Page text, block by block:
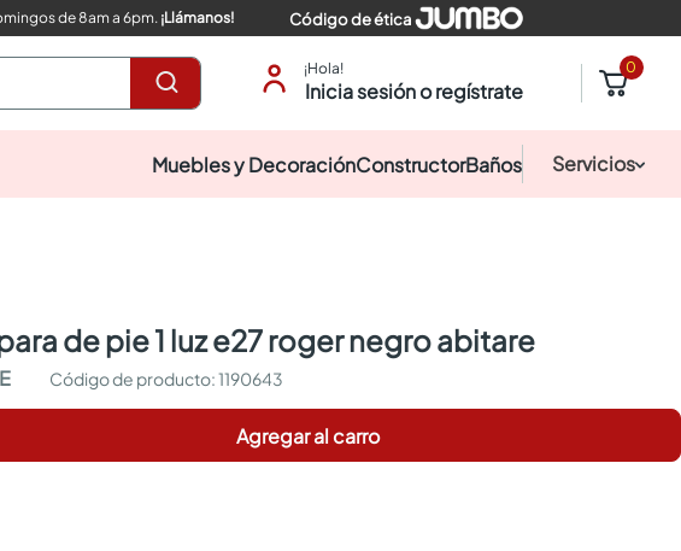
de 8am a 6pm. ¡Llámanos! Código de ética
¡Hola!
Inicia sesión o regístrate
0
Muebles y DecoraciónConstructorBaños Servicios
de pie 1 luz e27 roger negro abitare
:1190643
Agregar al carro